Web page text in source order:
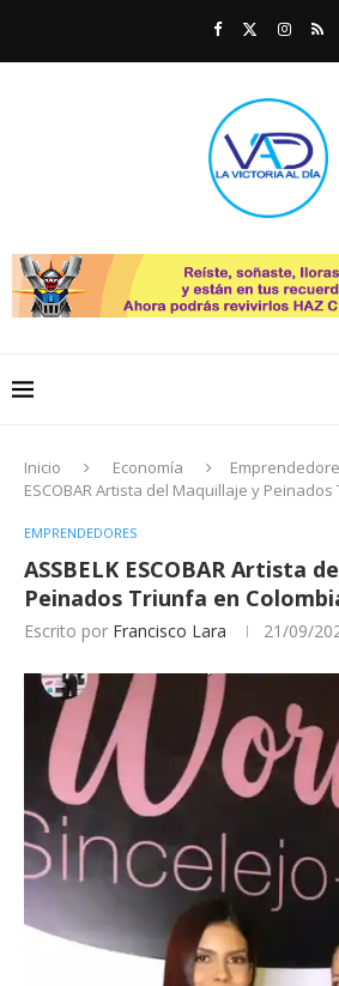
Inicio Economía
ESCOBAR Artista del Maquillaje y
EMPRENDEDORES
ASSBELK ESCOBAR Artista
Peinados Triunfa en
Escrito por Francisco Lara 21/09/